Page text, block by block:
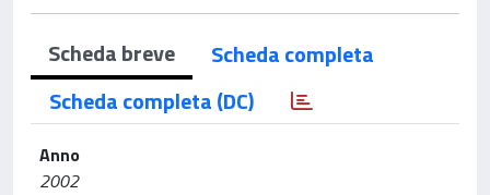
Scheda breve
Scheda completa
Scheda completa (DC)
Anno
2002